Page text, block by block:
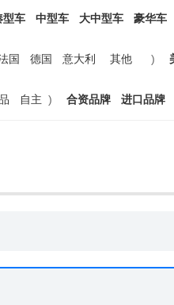
型车 中型车 大中型车 豪华车
国 德国 意大利 其他 )
自主 ) 合资品牌 进口品牌